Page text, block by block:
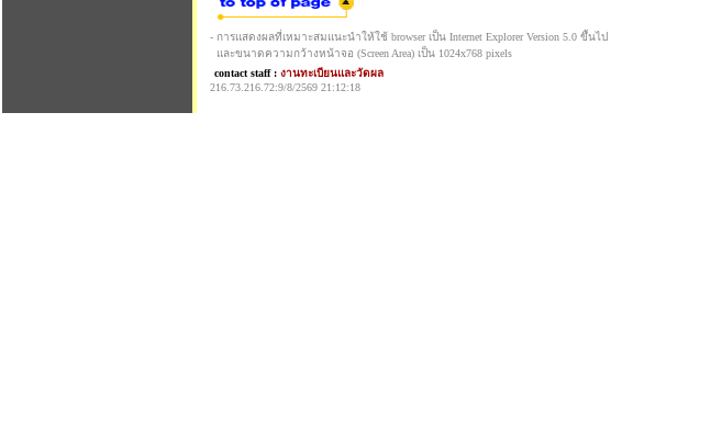
- การแสดงผลที่เหมาะสมแนะนำให้ใช้ browser เป็น Internet Explorer Version 5.0 ขึ้นไป
และขนาดความกว้างหน้าจอ (Screen Area) เป็น 1024x768 pixels
contact staff : งานทะเบียนและวัดผล
216.73.216.72:9/8/2569 21:12:18